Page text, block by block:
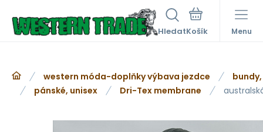
Hledat Menu
western móda-doplňky výbava jezdce
pánské, unisex
Dri-Tex membrane